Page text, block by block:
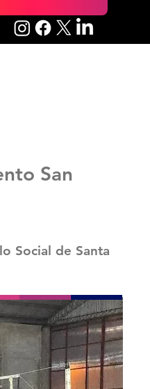
San
Social de Santa